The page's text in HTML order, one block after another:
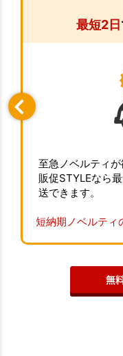
最短2日
至急ノベルティが
販促STYLEなら
送できます。
短納期ノベルティ
無